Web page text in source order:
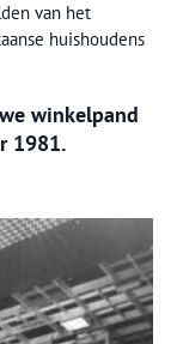
van het
huishoudens
winkelpand
1981.